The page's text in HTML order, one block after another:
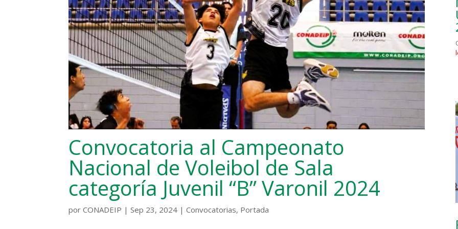
Convocatoria al Campeonato
Nacional de Voleibol de Sala
categoría Juvenil “B” Varonil 2024
porCONADEIP |Sep 23, 2024 |Convocatorias, Portada